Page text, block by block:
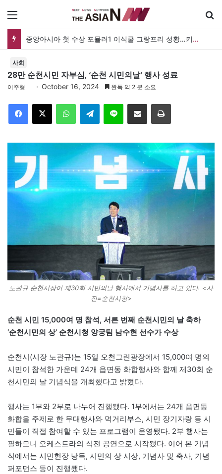
중앙아시아 첫 수상 포뮬러1 이식쿨 그랑프리 성황…키르기스스탄, 대회 연례화 추진
사회
28만 순천시민 자부심, ‘순천 시민의날’ 행사 성료
이주형 October 16, 2024 완독 약 2 분 소요
Telegram 이메일
노관규 순천시장이 제30회 시민의날 행사에서 기념사를 하고 있다. <사
진=순천시청>
순천 시민 15,000여 명 참석, 서른 번째 순천시민의 날 축하
‘순천시민의 상’ 순천시청 양궁팀 남수현 선수가 수상
순천시(시장 노관규)는 15일 오천그린광장에서 15,000여 명의
시민이 참석한 가운데 24개 읍면동 화합행사와 함께 제30회 순
천시민의 날 기념식을 개최했다고 밝혔다.
행사는 1부와 2부로 나누어 진행됐다. 1부에서는 24개 읍면동
화합을 주제로 한 무대행사와 먹거리부스, 시민 장기자랑 등 시
민들이 직접 참여할 수 있는 프로그램이 운영됐다. 2부 행사는
필하모니 오케스트라의 식전 공연으로 시작됐다. 이어 본 기념
식에서는 시민헌장 낭독, 시민의 상 시상, 기념사 및 축사, 기념
퍼포먼스 등이 진행됐다.